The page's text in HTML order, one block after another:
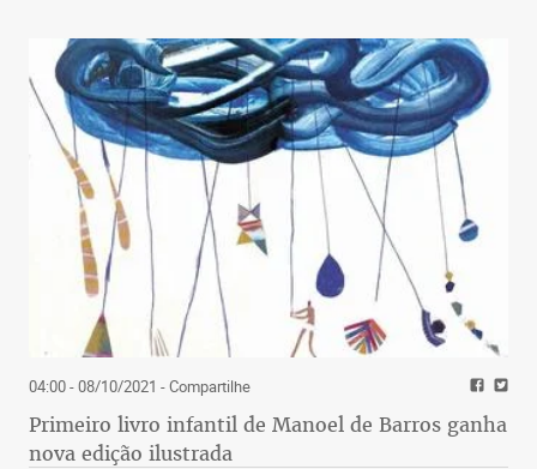
04:00 - 08/10/2021 - Compartilhe
Primeiro livro infantil de Manoel de Barros ganha
nova edição ilustrada